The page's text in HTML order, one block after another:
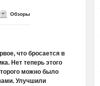
Обзоры
что бросается в
Нет теперь этого
можно было
Улучшили